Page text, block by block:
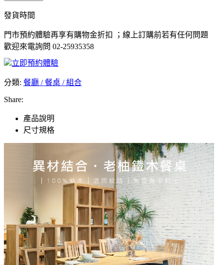
發貨時間
門市預約體驗再享有購物金折扣 ；線上訂購前若有任何問題
歡迎來電詢問 02-25935358
立即預約體驗
分類: 餐廳 / 餐桌 / 組合
Share:
產品說明
尺寸規格